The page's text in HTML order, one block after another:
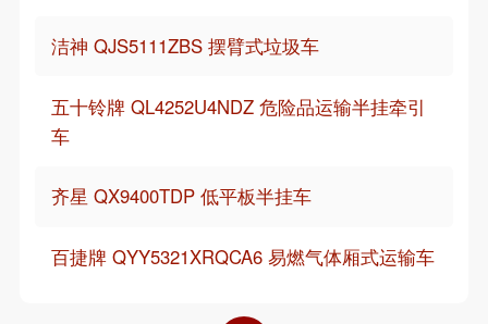
洁神 QJS5111ZBS 摆臂式垃圾车
五十铃牌 QL4252U4NDZ 危险品运输半挂牵引
车
齐星 QX9400TDP 低平板半挂车
百捷牌 QYY5321XRQCA6 易燃气体厢式运输车